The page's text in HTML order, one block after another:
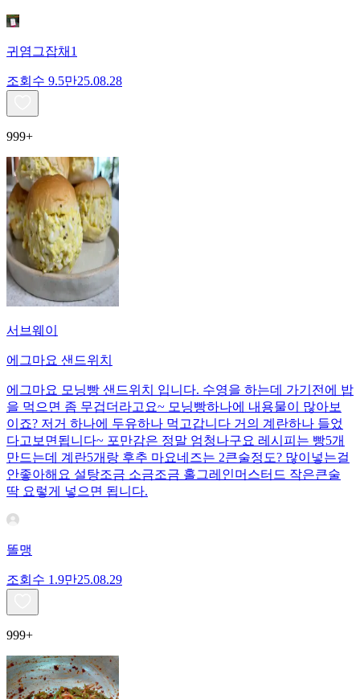
귀염그잡채1
조회수 9.5만25.08.28
999+
서브웨이
에그마요 샌드위치
에그마요 모닝빵 샌드위치 입니다. 수영을 하는데 가기전에 밥
을 먹으면 좀 무겁더라고요~ 모닝빵하나에 내용물이 많아보
이죠? 저거 하나에 두유하나 먹고갑니다 거의 계란하나 들었
다고보면됩니다~ 포만감은 정말 엄청나구요 레시피는 빵5개
만드는데 계란5개랑 후추 마요네즈는 2큰술정도? 많이넣는걸
안좋아해요 설탕조금 소금조금 홀그레인머스터드 작은큰술
딱 요렇게 넣으면 됩니다.
똘맹
조회수 1.9만25.08.29
999+